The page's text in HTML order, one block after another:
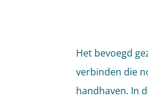
Het bevoegd
verbinden die
handhaven. In